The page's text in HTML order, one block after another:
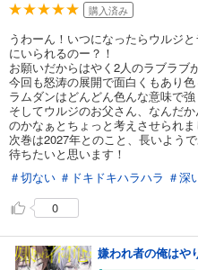
購入済み
うわーん！いつになったらウルジ
にいられるのー？！
お願いだからはやく2人のラブラブ
今回も怒涛の展開で面白くもあり色
ラムダンはどんどん色んな意味で
そしてウルジのお父さん、なんだ
のかなぁとちょっと考えさせられま
次巻は2027年とのこと、長いよう
待ちたいと思います！
＃切ない ＃ドキドキハラハラ ＃深
0
嫌われ者の俺はや